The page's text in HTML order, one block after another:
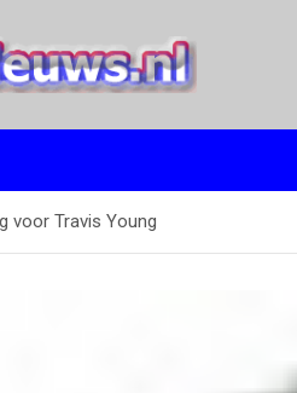
voor Travis Young